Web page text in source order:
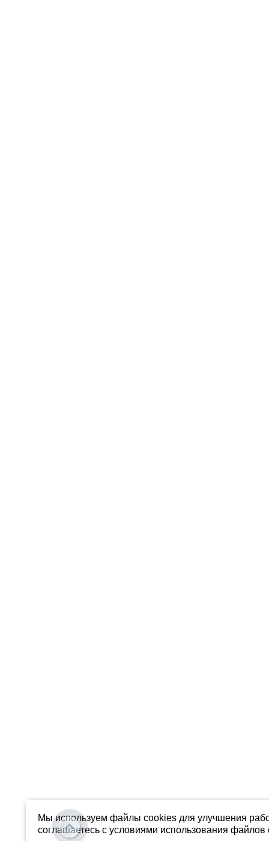
Мы используем файлы cookies для улучшения
соглашаетесь с условиями использования файлов